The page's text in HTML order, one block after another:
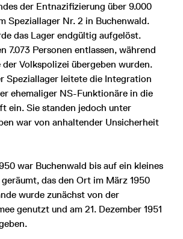
der Entnazifizierung über 9.000
Speziallager Nr. 2 in Buchenwald.
das Lager endgültig aufgelöst.
7.073 Personen entlassen, während
der Volkspolizei übergeben wurden.
Speziallager leitete die Integration
ehemaliger NS-Funktionäre in die
ein. Sie standen jedoch unter
war von anhaltender Unsicherheit
war Buchenwald bis auf ein kleines
das den Ort im März 1950
wurde zunächst von der
genutzt und am 21. Dezember 1951